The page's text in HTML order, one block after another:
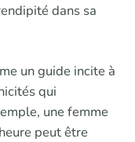
dans sa
un guide incite à
qui
une femme
peut être